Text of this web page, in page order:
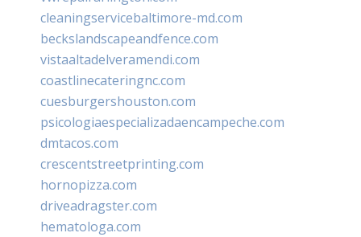
cleaningservicebaltimore-md.com
beckslandscapeandfence.com
vistaaltadelveramendi.com
coastlinecateringnc.com
cuesburgershouston.com
psicologiaespecializadaencampeche.com
dmtacos.com
crescentstreetprinting.com
hornopizza.com
driveadragster.com
hematologa.com